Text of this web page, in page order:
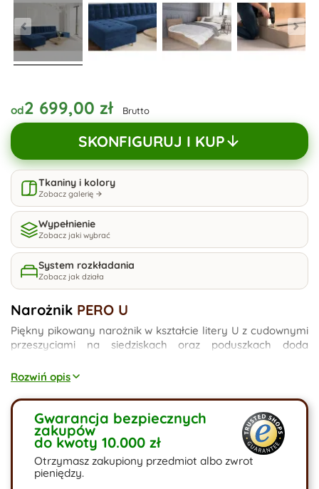
od2 699,00 zł Brutto
SKONFIGURUJ I KUP
Tkaniny i kolory
Zobacz galerię
Wypełnienie
Zobacz jaki wybrać
System rozkładania
Zobacz jak działa
Narożnik PERO U
Piękny pikowany narożnik w kształcie litery U z cudownymi
przeszyciami na siedziskach oraz poduszkach doda
wykonane z litego drewna zapewnią wizualne uczucie
lekkości tego dużego mebla. Narożnik jest w pełni
funkcjonalny ponieważ zaprojektowaliśmy w nim aż 3
pojemniki do przechowywania różnych przedmiotów.
Ponadto rozkłada się do funkcji spania dzięki czemu
uzyskujemy bardzo dużą powierzchnię - aż 270cm długości.
Poduszki możemy wypchać granulatem piankowym lub
włóknem silikonowym w zależności od tego, jaka opcja
Rozwiń opis
Gwarancja bezpiecznych
zakupów
do kwoty 10.000 zł
Otrzymasz zakupiony przedmiot albo zwrot
pieniędzy.